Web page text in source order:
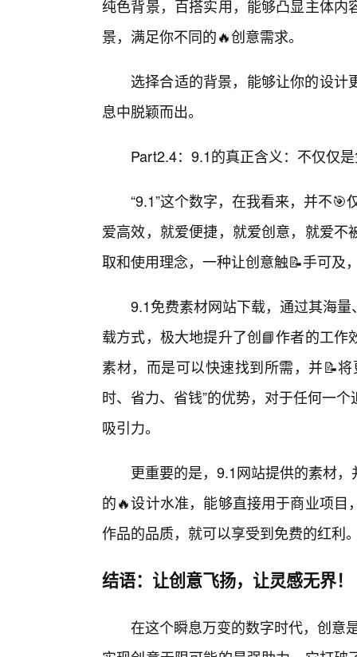
纯色背景，百搭实用，能够凸显主体
景，满足你不同的🔥创意需求。
选择合适的背景，能够让你的设
息中脱颖而出。
Part2.4：9.1的真正含义：不仅仅
“9.1”这个数字，在我看来，并不
爱高效，就爱便捷，就爱创意，就爱
取和使用理念，一种让创意触📝手可及
9.1免费素材网站下载，通过其海
载方式，极大地提升了创📘作者的工
素材，而是可以快速找到所需，并📝
时、省力、省钱”的优势，对于任何一
吸引力。
更重要的是，9.1网站提供的素材
的🔥设计水准，能够直接用于商业项
作品的品质，就可以享受到免费的红利
结语：让创意飞扬，让灵感无界！
在这个瞬息万变的数字时代，创意